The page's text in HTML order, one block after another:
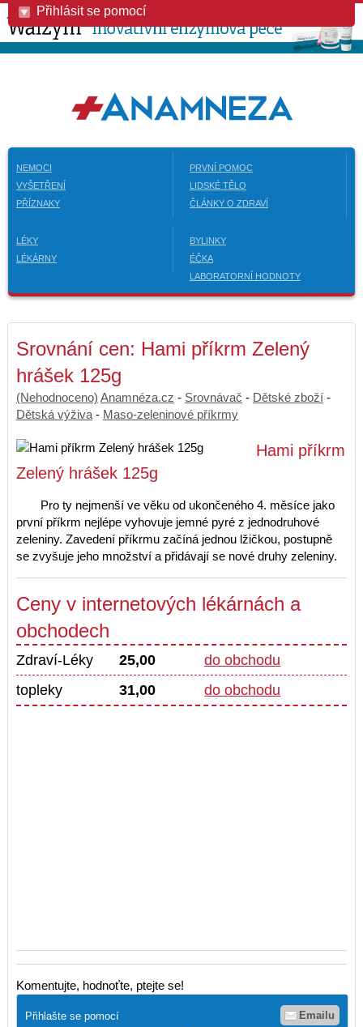
Přihlásit se pomocí
NEMOCI
VYŠETŘENÍ
PŘÍZNAKY
PRVNÍ POMOC
LIDSKÉ TĚLO
ČLÁNKY O ZDRAVÍ
LÉKY
LÉKÁRNY
BYLINKY
ÉČKA
LABORATORNÍ HODNOTY
Srovnání cen: Hami příkrm Zelený
hrášek 125g
(Nehodnoceno) Anamnéza.cz - Srovnávač - Dětské zboží -
Dětská výživa - Maso-zeleninové příkrmy
Hami příkrm
Zelený hrášek 125g
Pro ty nejmenší ve věku od ukončeného 4. měsíce jako
první příkrm nejlépe vyhovuje jemné pyré z jednodruhové
zeleniny. Zavedení příkrmu začíná jednou lžičkou, postupně
se zvyšuje jeho množství a přidávají se nové druhy zeleniny.
Ceny v internetových lékárnách a
obchodech
Zdraví-Léky 25,00
do obchodu
topleky
31,00 do obchodu
Komentujte, hodnoťte, ptejte se!
Přihlašte se pomocí Emailu